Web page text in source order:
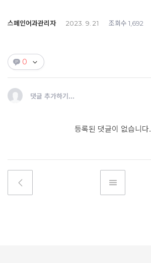
스페인어과관리자 2023. 9. 21 조회수 1,692
0
댓글 추가하기...
등록된 댓글이 없습니다.